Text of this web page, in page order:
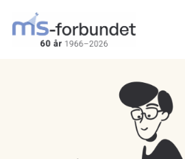
hovedinnhold